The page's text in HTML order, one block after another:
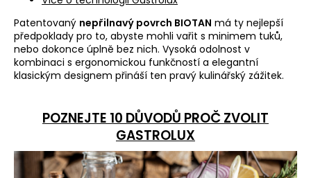
Patentovaný nepřilnavý povrch BIOTAN má ty nejlepší
předpoklady pro to, abyste mohli vařit s minimem tuků,
nebo dokonce úplně bez nich. Vysoká odolnost v
kombinaci s ergonomickou funkčností a elegantní
klasickým designem přináší ten pravý kulinářský zážitek.
POZNEJTE 10 DŮVODŮ PROČ ZVOLIT
GASTROLUX
j
í
t
?
HLEDAT